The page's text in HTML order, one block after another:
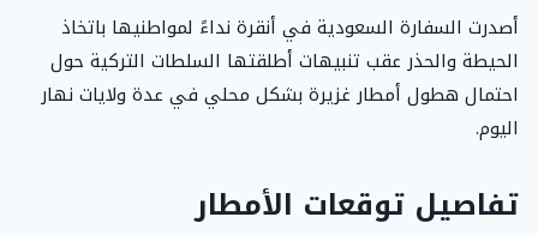
أصدرت السفارة السعودية في أنقرة نداءً لمواطنيها باتخاذ
الحيطة والحذر عقب تنبيهات أطلقتها السلطات التركية حول
احتمال هطول أمطار غزيرة بشكل محلي في عدة ولايات نهار
اليوم.
تفاصيل توقعات الأمطار